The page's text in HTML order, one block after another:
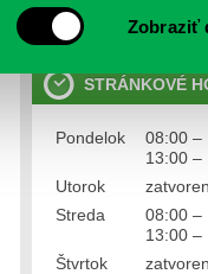
Zobraziť
Ochrana osobných
STRÁNKOVÉ
Pondelok
08:00 –
13:00 –
Utorok
Streda
08:00 –
13:00 –
Štvrtok